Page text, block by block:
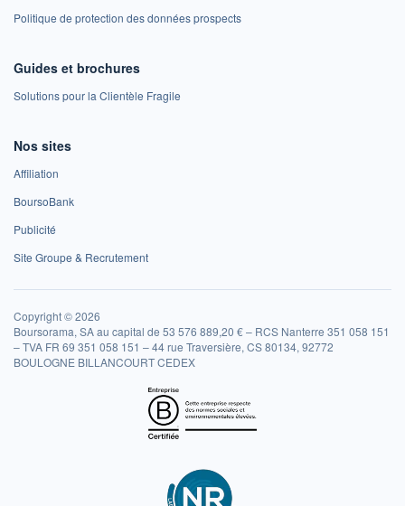
Politique de protection des données prospects
Guides et brochures
Solutions pour la Clientèle Fragile
Nos sites
Affiliation
BoursoBank
Publicité
Site Groupe & Recrutement
Copyright © 2026
Boursorama, SA au capital de 53 576 889,20 € – RCS Nanterre 351 058 151
– TVA FR 69 351 058 151 – 44 rue Traversière, CS 80134, 92772
BOULOGNE BILLANCOURT CEDEX